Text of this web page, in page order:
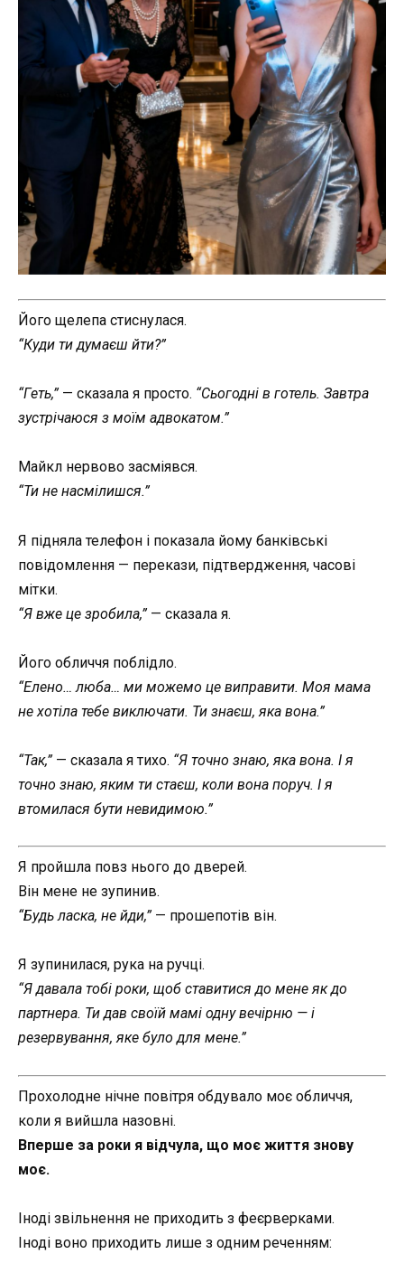
Його щелепа стиснулася.
“Куди ти думаєш йти?”
“Геть,” — сказала я просто. “Сьогодні в готель. Завтра
зустрічаюся з моїм адвокатом.”
Майкл нервово засміявся.
“Ти не насмілишся.”
Я підняла телефон і показала йому банківські
повідомлення — перекази, підтвердження, часові
мітки.
“Я вже це зробила,” — сказала я.
Його обличчя поблідло.
“Елено… люба… ми можемо це виправити. Моя мама
не хотіла тебе виключати. Ти знаєш, яка вона.”
“Так,” — сказала я тихо. “Я точно знаю, яка вона. І я
точно знаю, яким ти стаєш, коли вона поруч. І я
втомилася бути невидимою.”
Я пройшла повз нього до дверей.
Він мене не зупинив.
“Будь ласка, не йди,” — прошепотів він.
Я зупинилася, рука на ручці.
“Я давала тобі роки, щоб ставитися до мене як до
партнера. Ти дав своїй мамі одну вечірню — і
резервування, яке було для мене.”
Прохолодне нічне повітря обдувало моє обличчя,
коли я вийшла назовні.
Вперше за роки я відчула, що моє життя знову
моє.
Іноді звільнення не приходить з феєрверками.
Іноді воно приходить лише з одним реченням: